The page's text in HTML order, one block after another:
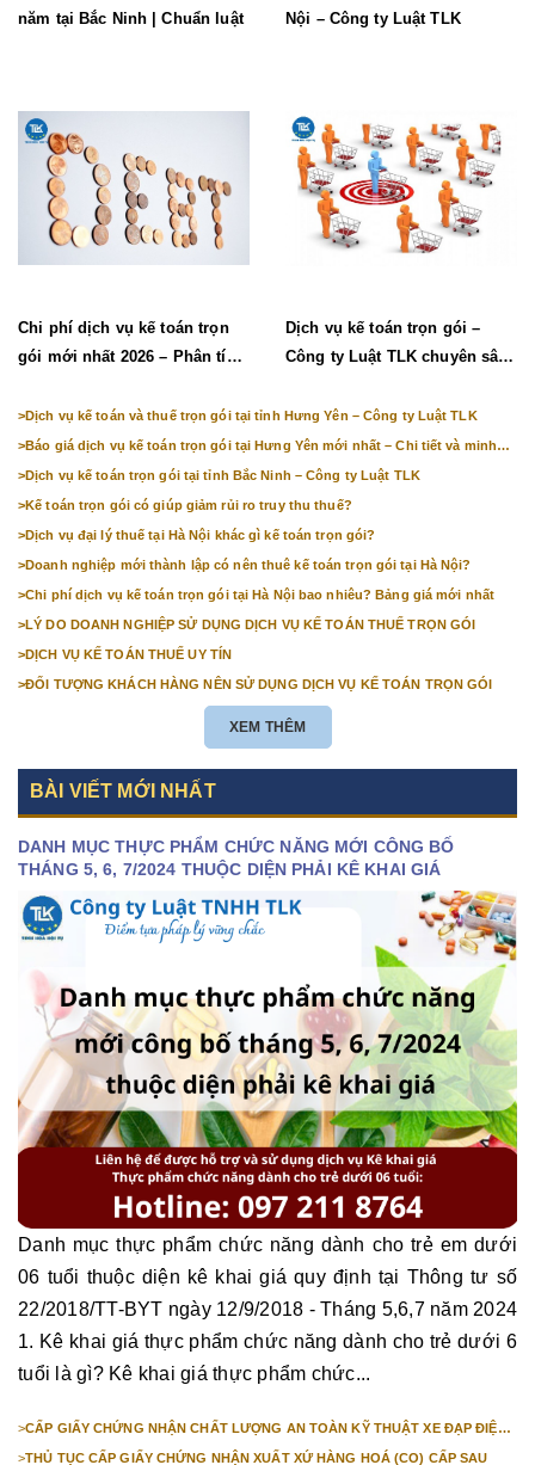
năm tại Bắc Ninh | Chuẩn luật
Nội – Công ty Luật TLK
Chi phí dịch vụ kế toán trọn
gói mới nhất 2026 – Phân tích
Dịch vụ kế toán trọn gói –
Công ty Luật TLK chuyên sâu,
>Dịch vụ kế toán và thuế trọn gói tại tỉnh Hưng Yên – Công ty Luật TLK
>Báo giá dịch vụ kế toán trọn gói tại Hưng Yên mới nhất – Chi tiết và minh
>Dịch vụ kế toán trọn gói tại tỉnh Bắc Ninh – Công ty Luật TLK
>Kế toán trọn gói có giúp giảm rủi ro truy thu thuế?
>Dịch vụ đại lý thuế tại Hà Nội khác gì kế toán trọn gói?
>Doanh nghiệp mới thành lập có nên thuê kế toán trọn gói tại Hà Nội?
>Chi phí dịch vụ kế toán trọn gói tại Hà Nội bao nhiêu? Bảng giá mới nhất
>LÝ DO DOANH NGHIỆP SỬ DỤNG DỊCH VỤ KẾ TOÁN THUẾ TRỌN GÓI
>DỊCH VỤ KẾ TOÁN THUẾ UY TÍN
>ĐỐI TƯỢNG KHÁCH HÀNG NÊN SỬ DỤNG DỊCH VỤ KẾ TOÁN TRỌN GÓI
XEM THÊM
BÀI VIẾT MỚI NHẤT
DANH MỤC THỰC PHẨM CHỨC NĂNG MỚI CÔNG BỐ
THÁNG 5, 6, 7/2024 THUỘC DIỆN PHẢI KÊ KHAI GIÁ
Danh mục thực phẩm chức năng dành cho trẻ em dưới
06 tuổi thuộc diện kê khai giá quy định tại Thông tư số
22/2018/TT-BYT ngày 12/9/2018 - Tháng 5,6,7 năm 2024
1. Kê khai giá thực phẩm chức năng dành cho trẻ dưới 6
tuổi là gì? Kê khai giá thực phẩm chức...
>CẤP GIẤY CHỨNG NHẬN CHẤT LƯỢNG AN TOÀN KỸ THUẬT XE ĐẠP ĐIỆN
>THỦ TỤC CẤP GIẤY CHỨNG NHẬN XUẤT XỨ HÀNG HOÁ (CO) CẤP SAU